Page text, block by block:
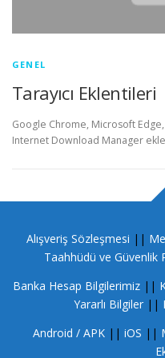
GENEL
Tarayıcı Eklentileri
Google Chrome, Microsoft Edge,
Internet Download Manager
Alışveriş Sözleşmesi ||
Taahhüdü ve Güvenlik
Banka Hesap Bilgilerimiz ||
Yararlı Bilgiler ||
Android / APK || iOS ||